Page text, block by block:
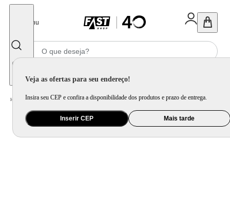
Menu
Veja as ofertas para seu endereço!
Insira seu CEP e confira a disponibilidade dos produtos e prazo de entrega.
Inserir CEP Mais tarde
Home Eletroportátil / Cozinha Criativa / Pipoqueira